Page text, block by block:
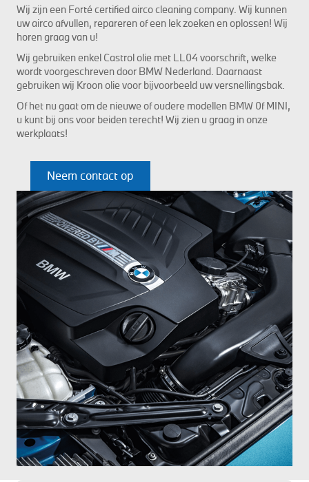
Wij zijn een Forté certified airco cleaning company. Wij kunnen
uw airco afvullen, repareren of een lek zoeken en oplossen! Wij
horen graag van u!
Wij gebruiken enkel Castrol olie met LL04 voorschrift, welke
wordt voorgeschreven door BMW Nederland. Daarnaast
gebruiken wij Kroon olie voor bijvoorbeeld uw versnellingsbak.
Of het nu gaat om de nieuwe of oudere modellen BMW 0f MINI,
u kunt bij ons voor beiden terecht! Wij zien u graag in onze
werkplaats!
Neem contact op